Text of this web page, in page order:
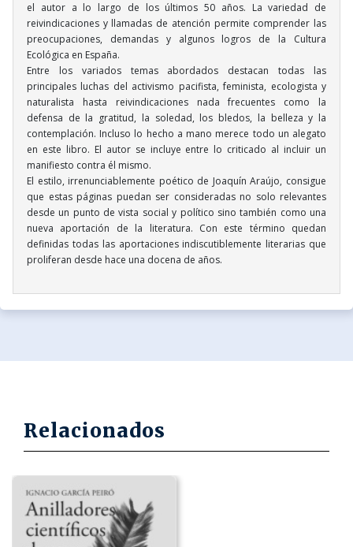
el autor a lo largo de los últimos 50 años. La variedad de
reivindicaciones y llamadas de atención permite comprender las
preocupaciones, demandas y algunos logros de la Cultura
Ecológica en España.
Entre los variados temas abordados destacan todas las
principales luchas del activismo pacifista, feminista, ecologista y
naturalista hasta reivindicaciones nada frecuentes como la
defensa de la gratitud, la soledad, los bledos, la belleza y la
contemplación. Incluso lo hecho a mano merece todo un alegato
en este libro. El autor se incluye entre lo criticado al incluir un
manifiesto contra él mismo.
El estilo, irrenunciablemente poético de Joaquín Araújo, consigue
que estas páginas puedan ser consideradas no solo relevantes
desde un punto de vista social y político sino también como una
nueva aportación de la literatura. Con este término quedan
definidas todas las aportaciones indiscutiblemente literarias que
proliferan desde hace una docena de años.
Relacionados